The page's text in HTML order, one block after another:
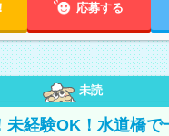
応募する
未読
未経験OK！水道橋で